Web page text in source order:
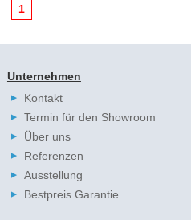
1
Unternehmen
Kontakt
Termin für den Showroom
Über uns
Referenzen
Ausstellung
Bestpreis Garantie